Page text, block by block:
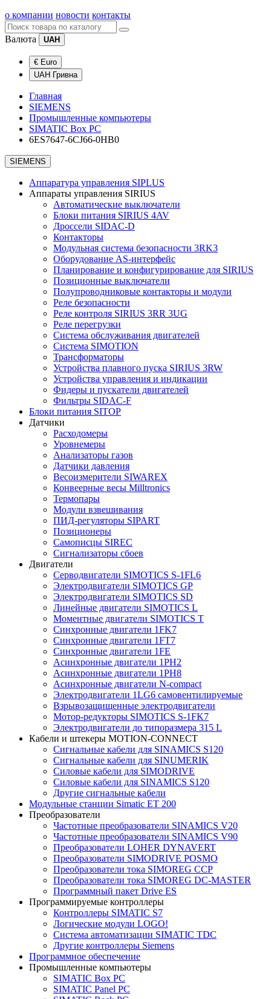
о компании новости контакты
Валюта UAH
€ Euro
UAH Гривна
Главная
SIEMENS
Промышленные компьютеры
SIMATIC Box PC
6ES7647-6CJ66-0HB0
SIEMENS
Аппаратура управления SIPLUS
Аппараты управления SIRIUS
Автоматические выключатели
Блоки питания SIRIUS 4AV
Дроссели SIDAC-D
Контакторы
Модульная система безопасности 3RK3
Оборудование AS-интерфейс
Планирование и конфигурирование для SIRIUS
Позиционные выключатели
Полупроводниковые контакторы и модули
Реле безопасности
Реле контроля SIRIUS 3RR 3UG
Реле перегрузки
Сиcтема обслуживания двигателей
Система SIMOTION
Трансформаторы
Устройства плавного пуска SIRIUS 3RW
Устройства управления и индикации
Фидеры и пускатели двигателей
Фильтры SIDAC-F
Блоки питания SITOP
Датчики
Расходомеры
Уровнемеры
Анализаторы газов
Датчики давления
Весоизмерители SIWAREX
Конвеерные весы Milltronics
Термопары
Модули взвешивания
ПИД-регуляторы SIPART
Позиционеры
Самописцы SIREC
Сигнализаторы сбоев
Двигатели
Серводвигатели SIMOTICS S-1FL6
Электродвигатели SIMOTICS GP
Электродвигатели SIMOTICS SD
Линейные двигатели SIMOTICS L
Моментные двигатели SIMOTICS T
Синхронные двигатели 1FK7
Синхронные двигатели 1FT7
Синхронные двигатели 1FE
Асинхронные двигатели 1PH2
Асинхронные двигатели 1PH8
Асинхронные двигатели N-compact
Электродвигатели 1LG6 cамовентилируемые
Взрывозащищенные электродвигатели
Мотор-редукторы SIMOTICS S-1FK7
Электродвигатели до типоразмера 315 L
Кабели и штекеры MOTION-CONNECT
Сигнальные кабели для SINAMICS S120
Сигнальные кабели для SINUMERIK
Силовые кабели для SIMODRIVE
Силовые кабели для SINAMICS S120
Другие сигнальные кабели
Модульные станции Simatic ET 200
Преобразователи
Частотные преобразователи SINAMICS V20
Частотные преобразователи SINAMICS V90
Преобразователи LOHER DYNAVERT
Преобразователи SIMODRIVE POSMO
Преобразователи тока SIMOREG CCP
Преобразователи тока SIMOREG DC-MASTER
Программный пакет Drive ES
Программируемые контроллеры
Контроллеры SIMATIC S7
Логические модули LOGO!
Система автоматизации SIMATIC TDC
Другие контроллеры Siemens
Программное обеспечение
Промышленные компьютеры
SIMATIC Box PC
SIMATIC Panel PС